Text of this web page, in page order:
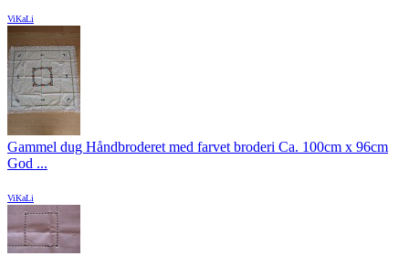
ViKaLi
Gammel dug Håndbroderet med farvet broderi Ca. 100cm x 96cm
God ...
ViKaLi